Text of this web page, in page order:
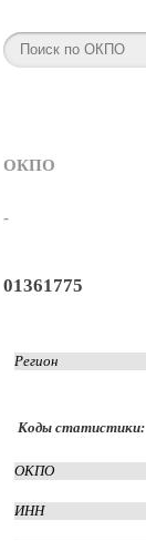
ОКПО
-
01361775
Регион
Коды статистики:
ОКПО
ИНН